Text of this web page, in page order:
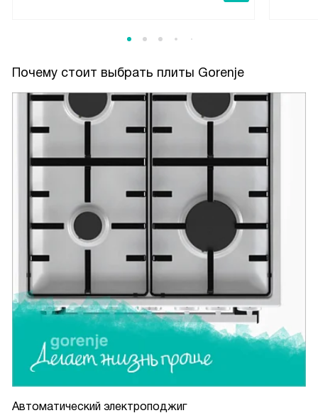
Почему стоит выбрать плиты Gorenje
Автоматический электроподжиг